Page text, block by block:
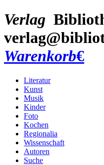
Verlag
Warenkorb€
Literatur
Kunst
Musik
Kinder
Foto
Kochen
Regionalia
Wissenschaft
Autoren
Suche